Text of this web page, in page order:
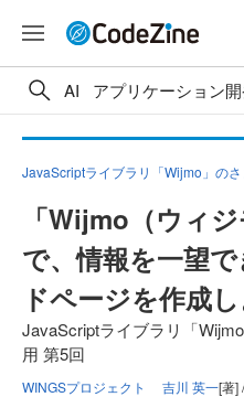
AI アプリケーション
JavaScriptライブラリ「Wijmo」の
「Wijmo（ウィ
で、情報を一望
ドページを作成
JavaScriptライブラリ「
用 第5回
WINGSプロジェクト 吉川 英一[著]